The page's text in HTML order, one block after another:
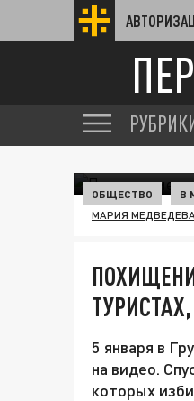
ОБЩЕСТВО В
МАРИЯ
5 января в
на видео.
которых